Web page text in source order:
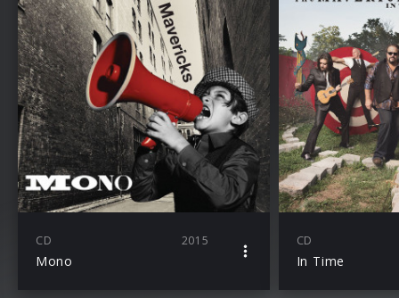
CD 2015
Mono
CD
In Time